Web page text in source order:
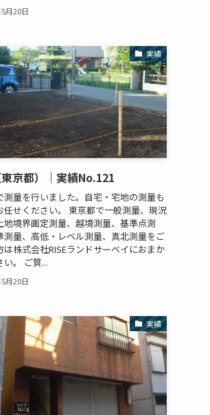
月20日
実績
京都）｜実績No.121
測量を行いました。自宅・宅地の測量も
任せください。 東京都で一般測量、現況
地境界画定測量、越境測量、基準点測
測量、高低・レベル測量、真北測量をご
は株式会社RISEランドサーベイにおまか
い。 ご質...
月20日
実績